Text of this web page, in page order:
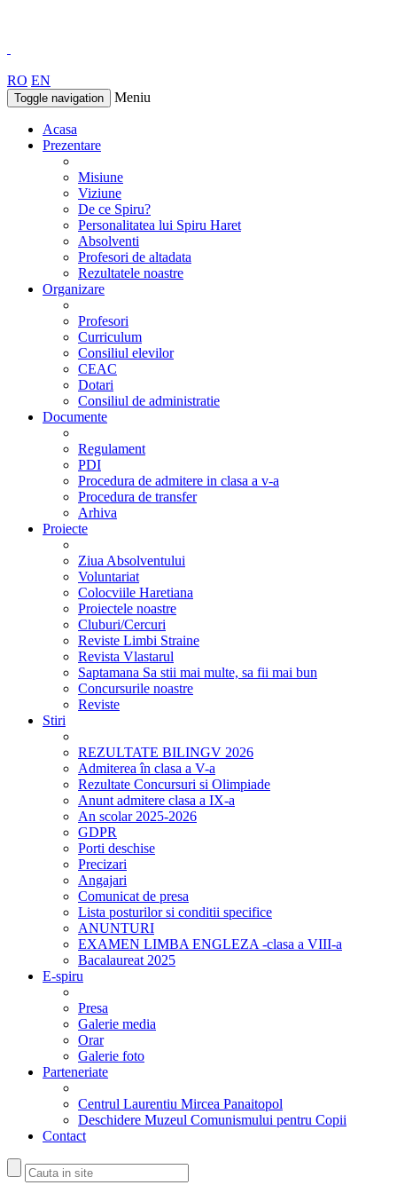
RO EN
Toggle navigation Meniu
Acasa
Prezentare
Misiune
Viziune
De ce Spiru?
Personalitatea lui Spiru Haret
Absolventi
Profesori de altadata
Rezultatele noastre
Organizare
Profesori
Curriculum
Consiliul elevilor
CEAC
Dotari
Consiliul de administratie
Documente
Regulament
PDI
Procedura de admitere in clasa a v-a
Procedura de transfer
Arhiva
Proiecte
Ziua Absolventului
Voluntariat
Colocviile Haretiana
Proiectele noastre
Cluburi/Cercuri
Reviste Limbi Straine
Revista Vlastarul
Saptamana Sa stii mai multe, sa fii mai bun
Concursurile noastre
Reviste
Stiri
REZULTATE BILINGV 2026
Admiterea în clasa a V-a
Rezultate Concursuri si Olimpiade
Anunt admitere clasa a IX-a
An scolar 2025-2026
GDPR
Porti deschise
Precizari
Angajari
Comunicat de presa
Lista posturilor si conditii specifice
ANUNTURI
EXAMEN LIMBA ENGLEZA -clasa a VIII-a
Bacalaureat 2025
E-spiru
Presa
Galerie media
Orar
Galerie foto
Parteneriate
Centrul Laurentiu Mircea Panaitopol
Deschidere Muzeul Comunismului pentru Copii
Contact